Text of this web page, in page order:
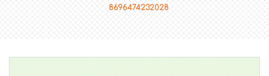
8696474232028